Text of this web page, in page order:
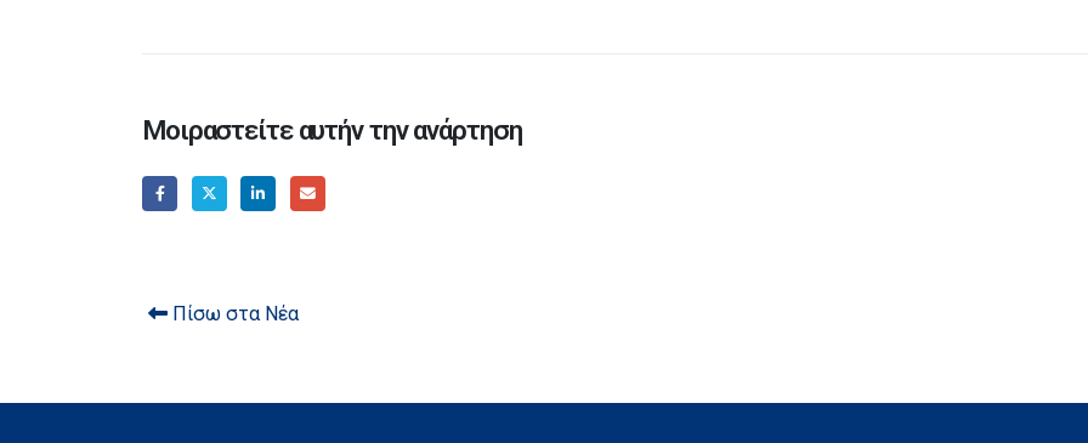
Μοιραστείτε αυτήν την ανάρτηση
Πίσω στα Νέα